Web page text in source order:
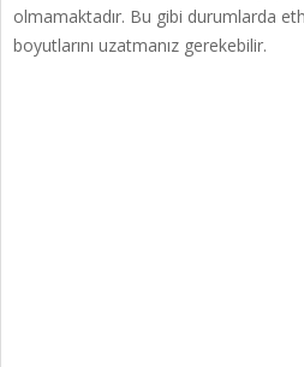
olmamaktadır. Bu gibi durumlarda
boyutlarını uzatmanız gerekebilir.